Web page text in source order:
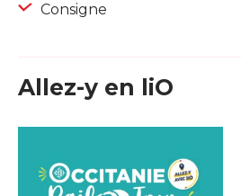
Consigne
Allez-y en liO